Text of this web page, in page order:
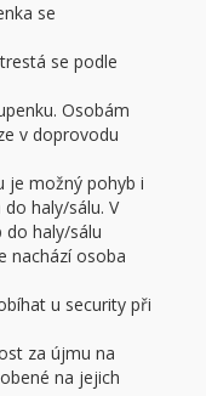
se
se podle
Osobám
v doprovodu
je možný pohyb i
haly/sálu. V
do haly/sálu
nachází osoba
u security při
za újmu na
na jejich